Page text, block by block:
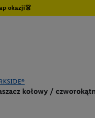
okazji👗
kołowy /